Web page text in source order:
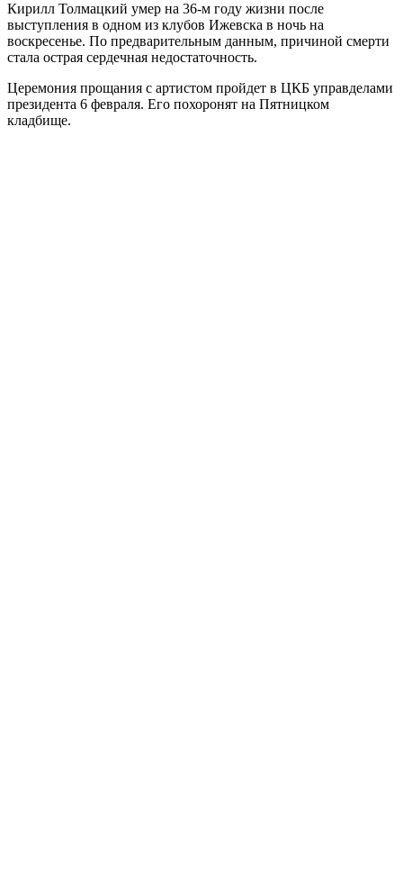
Кирилл Толмацкий умер на 36-м году жизни после
выступления в одном из клубов Ижевска в ночь на
воскресенье. По предварительным данным, причиной смерти
стала острая сердечная недостаточность.
Церемония прощания с артистом пройдет в ЦКБ управделами
президента 6 февраля. Его похоронят на Пятницком
кладбище.